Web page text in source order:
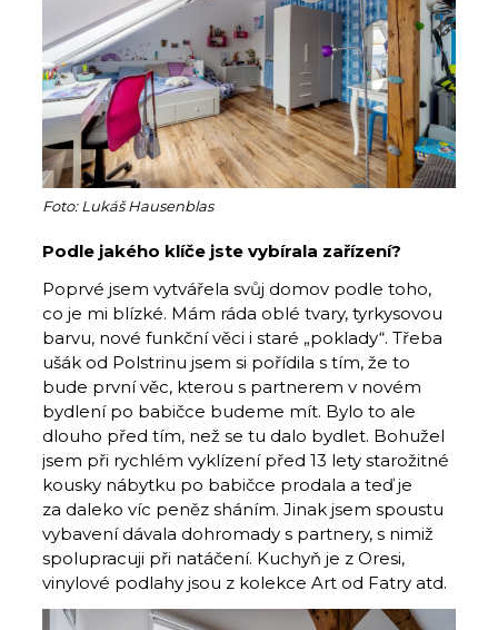
Foto: Lukáš Hausenblas
Podle jakého klíče jste vybírala zařízení?
Poprvé jsem vytvářela svůj domov podle toho,
co je mi blízké. Mám ráda oblé tvary, tyrkysovou
barvu, nové funkční věci i staré „poklady“. Třeba
ušák od Polstrinu jsem si pořídila s tím, že to
bude první věc, kterou s partnerem v novém
bydlení po babičce budeme mít. Bylo to ale
dlouho před tím, než se tu dalo bydlet. Bohužel
jsem při rychlém vyklízení před 13 lety starožitné
kousky nábytku po babičce prodala a teď je
za daleko víc peněz sháním. Jinak jsem spoustu
vybavení dávala dohromady s partnery, s nimiž
spolupracuji při natáčení. Kuchyň je z Oresi,
vinylové podlahy jsou z kolekce Art od Fatry atd.